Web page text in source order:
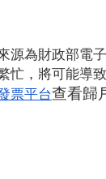
源為財政部電
忙，將可能導
票平台查看歸